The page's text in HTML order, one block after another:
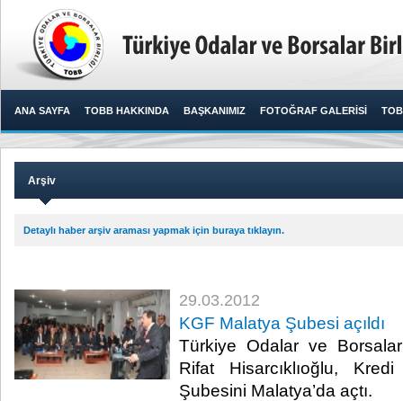
ANA SAYFA TOBB HAKKINDA BAŞKANIMIZ FOTOĞRAF GALERİSİ
Arşiv
Detaylı haber arşiv araması yapmak için buraya tıklayın.
29.03.2012
KGF Malatya Şubesi açıldı
Türkiye Odalar ve
Rifat Hisarcıklıoğlu,
Şubesini Malatya’da açtı.​ ​